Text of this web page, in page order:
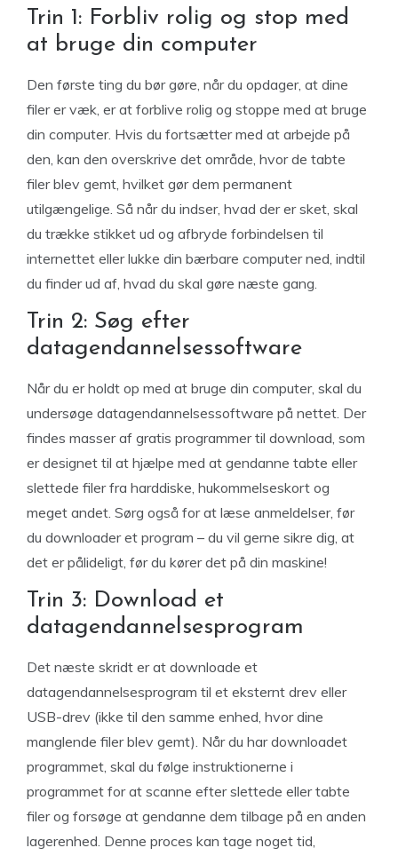
Trin 1: Forbliv rolig og stop med
at bruge din computer
Den første ting du bør gøre, når du opdager, at dine
filer er væk, er at forblive rolig og stoppe med at bruge
din computer. Hvis du fortsætter med at arbejde på
den, kan den overskrive det område, hvor de tabte
filer blev gemt, hvilket gør dem permanent
utilgængelige. Så når du indser, hvad der er sket, skal
du trække stikket ud og afbryde forbindelsen til
internettet eller lukke din bærbare computer ned, indtil
du finder ud af, hvad du skal gøre næste gang.
Trin 2: Søg efter
datagendannelsessoftware
Når du er holdt op med at bruge din computer, skal du
undersøge datagendannelsessoftware på nettet. Der
findes masser af gratis programmer til download, som
er designet til at hjælpe med at gendanne tabte eller
slettede filer fra harddiske, hukommelseskort og
meget andet. Sørg også for at læse anmeldelser, før
du downloader et program – du vil gerne sikre dig, at
det er pålideligt, før du kører det på din maskine!
Trin 3: Download et
datagendannelsesprogram
Det næste skridt er at downloade et
datagendannelsesprogram til et eksternt drev eller
USB-drev (ikke til den samme enhed, hvor dine
manglende filer blev gemt). Når du har downloadet
programmet, skal du følge instruktionerne i
programmet for at scanne efter slettede eller tabte
filer og forsøge at gendanne dem tilbage på en anden
lagerenhed. Denne proces kan tage noget tid,